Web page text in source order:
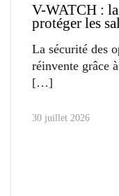
V-WATCH :
protéger les
La sécurité des
réinvente grâce
30 juillet 2026